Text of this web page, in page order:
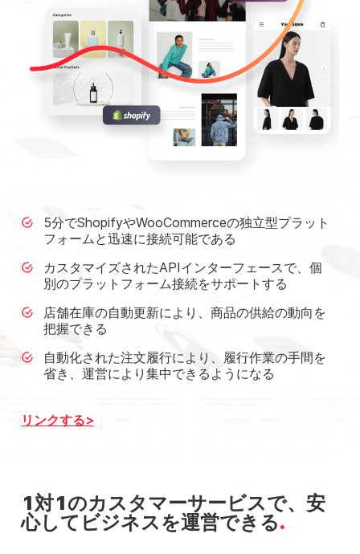
5分でShopifyやWooCommerceの独立型プラット
フォームと迅速に接続可能である
カスタマイズされたAPIインターフェースで、個
別のプラットフォーム接続をサポートする
店舗在庫の自動更新により、商品の供給の動向を
把握できる
自動化された注文履行により、履行作業の手間を
省き、運営により集中できるようになる
リンクする
1対1のカスタマーサービスで、安
心してビジネスを運営できる